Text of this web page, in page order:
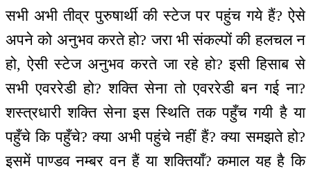
सभी अभी तीव्र पुरुषार्थी की स्टेज पर पहुंच गये हैं? ऐसे
अपने को अनुभव करते हो? जरा भी संकल्पों की हलचल न
हो, ऐसी स्टेज अनुभव करते जा रहे हो? इसी हिसाब से
सभी एवररेडी हो? शक्ति सेना तो एवररेडी बन गई ना?
शस्त्रधारी शक्ति सेना इस स्थिति तक पहुँच गयी है या
पहुँचे कि पहुँचे? क्या अभी पहुंचे नहीं हैं? क्या समझते हो?
इसमें पाण्डव नम्बर वन हैं या शक्तियाँ? कमाल यह है कि